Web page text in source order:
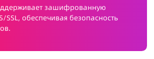
зашифрованную
SSL, обеспечивая безопасность